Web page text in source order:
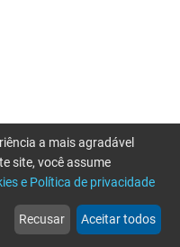
web
Notícias
more_horiz
Mais
a mais agradável
site, você assume
e Política de privacidade
Recusar Aceitar todos
tente novamente